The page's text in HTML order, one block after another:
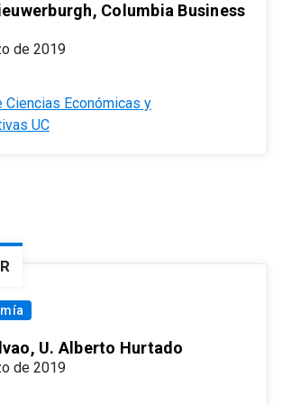
Columbia Business
de 2019
Ciencias Económicas y
UC
U. Alberto Hurtado
de 2019